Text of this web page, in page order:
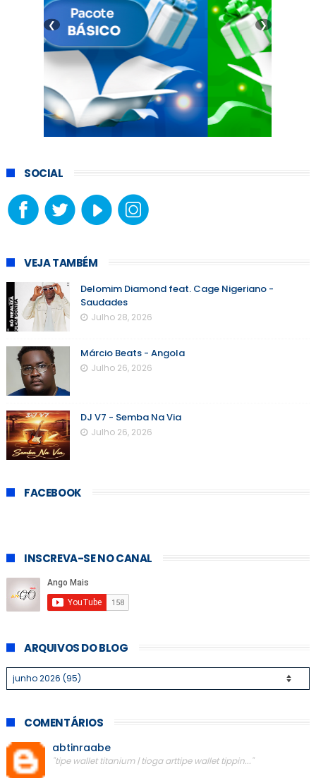
❮ ❯
SOCIAL
VEJA TAMBÉM
Delomim Diamond feat. Cage Nigeriano -
Saudades
Julho 28, 2026
Márcio Beats - Angola
Julho 26, 2026
DJ V7 - Semba Na Via
Julho 26, 2026
FACEBOOK
INSCREVA-SE NO CANAL
ARQUIVOS DO BLOG
COMENTÁRIOS
abtinraabe
"tipe wallet titanium | tioga arttipe wallet tippin..."